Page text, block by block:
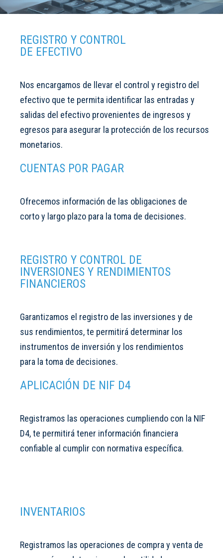
REGISTRO Y CONTROL
DE EFECTIVO
Nos encargamos de llevar el control y registro del
efectivo que te permita identificar las entradas y
salidas del efectivo provenientes de ingresos y
egresos para asegurar la protección de los recursos
monetarios.
CUENTAS POR PAGAR
Ofrecemos información de las obligaciones de
corto y largo plazo para la toma de decisiones.
REGISTRO Y CONTROL DE
INVERSIONES Y RENDIMIENTOS
FINANCIEROS
Garantizamos el registro de las inversiones y de
sus rendimientos, te permitirá determinar los
instrumentos de inversión y los rendimientos
para la toma de decisiones.
APLICACIÓN DE NIF D4
Registramos las operaciones cumpliendo con la NIF
D4, te permitirá tener información financiera
confiable al cumplir con normativa específica.
INVENTARIOS
Registramos las operaciones de compra y venta de